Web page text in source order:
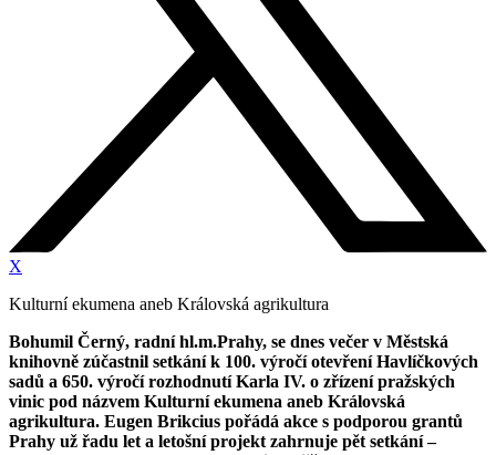
X
Kulturní ekumena aneb Královská agrikultura
Bohumil Černý, radní hl.m.Prahy, se dnes večer v Městská
knihovně zúčastnil setkání k 100. výročí otevření Havlíčkových
sadů a 650. výročí rozhodnutí Karla IV. o zřízení pražských
vinic pod názvem Kulturní ekumena aneb Královská
agrikultura. Eugen Brikcius pořádá akce s podporou grantů
Prahy už řadu let a letošní projektzahrnuje pět setkání –